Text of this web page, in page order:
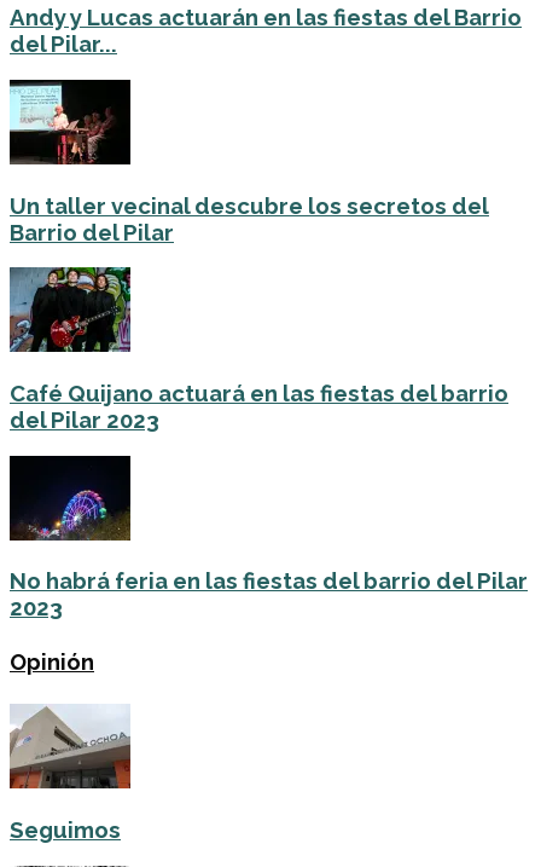
Andy y Lucas actuarán en las fiestas del Barrio
del Pilar...
Un taller vecinal descubre los secretos del
Barrio del Pilar
Café Quijano actuará en las fiestas del barrio
del Pilar 2023
No habrá feria en las fiestas del barrio del Pilar
2023
Opinión
Seguimos